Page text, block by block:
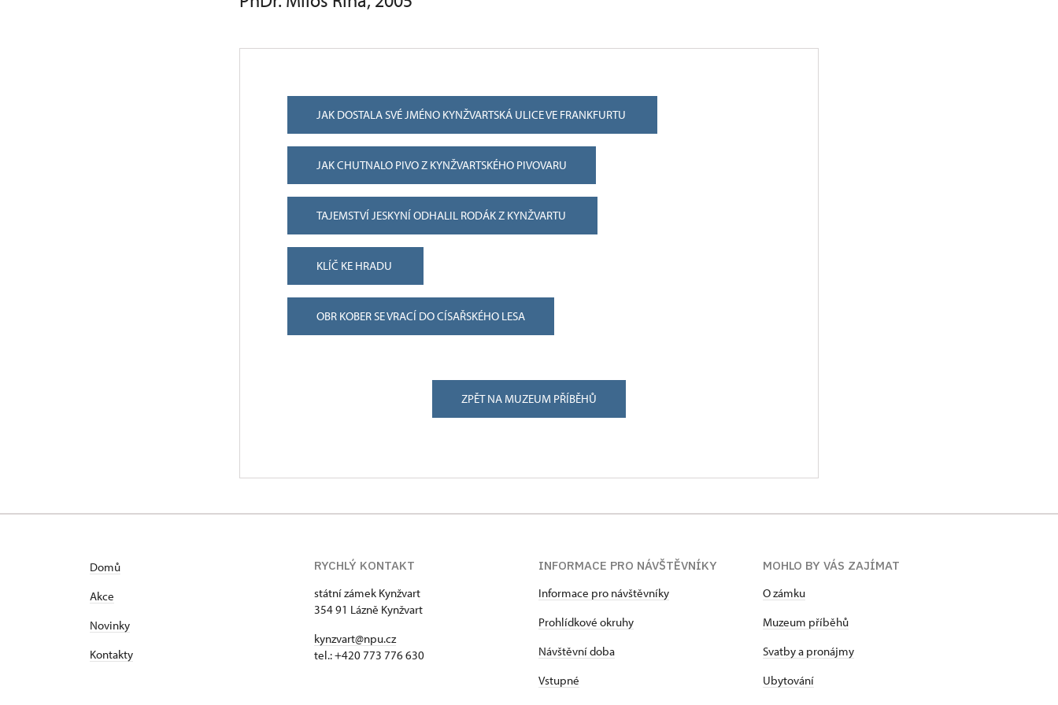
JAK DOSTALA SVÉ JMÉNO KYNŽVARTSKÁ ULICE VE FRANKFURTU
JAK CHUTNALO PIVO Z KYNŽVARTSKÉHO PIVOVARU
TAJEMSTVÍ JESKYNÍ ODHALIL RODÁK Z KYNŽVARTU
KLÍČ KE HRADU
OBR KOBER SE VRACÍ DO CÍSAŘSKÉHO LESA
ZPĚT NA MUZEUM PŘÍBĚHŮ
Domů
Akce
Novinky
Kontakty
RYCHLÝ KONTAKT
státní zámek Kynžvart
354 91 Lázně Kynžvart
kynzvart@npu.cz
tel.: +420 773 776 630
INFORMACE PRO NÁVŠTĚVNÍKY
Informace pro návštěvníky
Prohlídkové okruhy
Návštěvní doba
Vstupné
MOHLO BY VÁS ZAJÍMAT
O zámku
Muzeum příběhů
Svatby a pronájmy
Ubytování